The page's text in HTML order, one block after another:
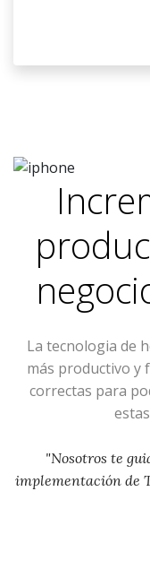
La tecnologia de
más productivo y
correctas para
"Nosotros te
implementación de